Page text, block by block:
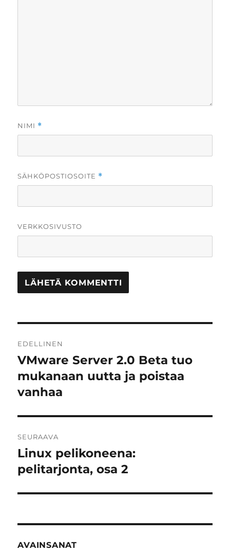
NIMI *
SÄHKÖPOSTIOSOITE *
VERKKOSIVUSTO
selaus
EDELLINEN
Edellinen
artikkeli:
VMware Server 2.0 Beta tuo
mukanaan uutta ja poistaa
vanhaa
SEURAAVA
Seuraava
artikkeli:
Linux pelikoneena:
pelitarjonta, osa 2
AVAINSANAT